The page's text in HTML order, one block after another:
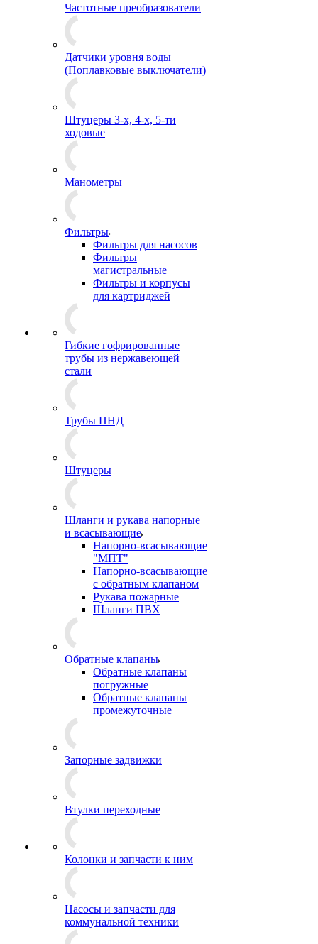
Частотные преобразователи
Датчики уровня воды
(Поплавковые выключатели)
Штуцеры 3-х, 4-х, 5-ти
ходовые
Манометры
Фильтры
Фильтры для насосов
Фильтры
магистральные
Фильтры и корпусы
для картриджей
Гибкие гофрированные
трубы из нержавеющей
стали
Трубы ПНД
Штуцеры
Шланги и рукава напорные
и всасывающие
Напорно-всасывающие
"МПТ"
Напорно-всасывающие
с обратным клапаном
Рукава пожарные
Шланги ПВХ
Обратные клапаны
Обратные клапаны
погружные
Обратные клапаны
промежуточные
Запорные задвижки
Втулки переходные
Колонки и запчасти к ним
Насосы и запчасти для
коммунальной техники